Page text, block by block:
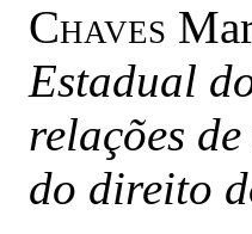
Chaves
Estadual
relações
do direito